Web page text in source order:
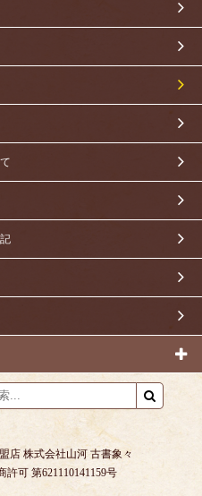
店 株式会社山河 古書象々
可 第621110141159号